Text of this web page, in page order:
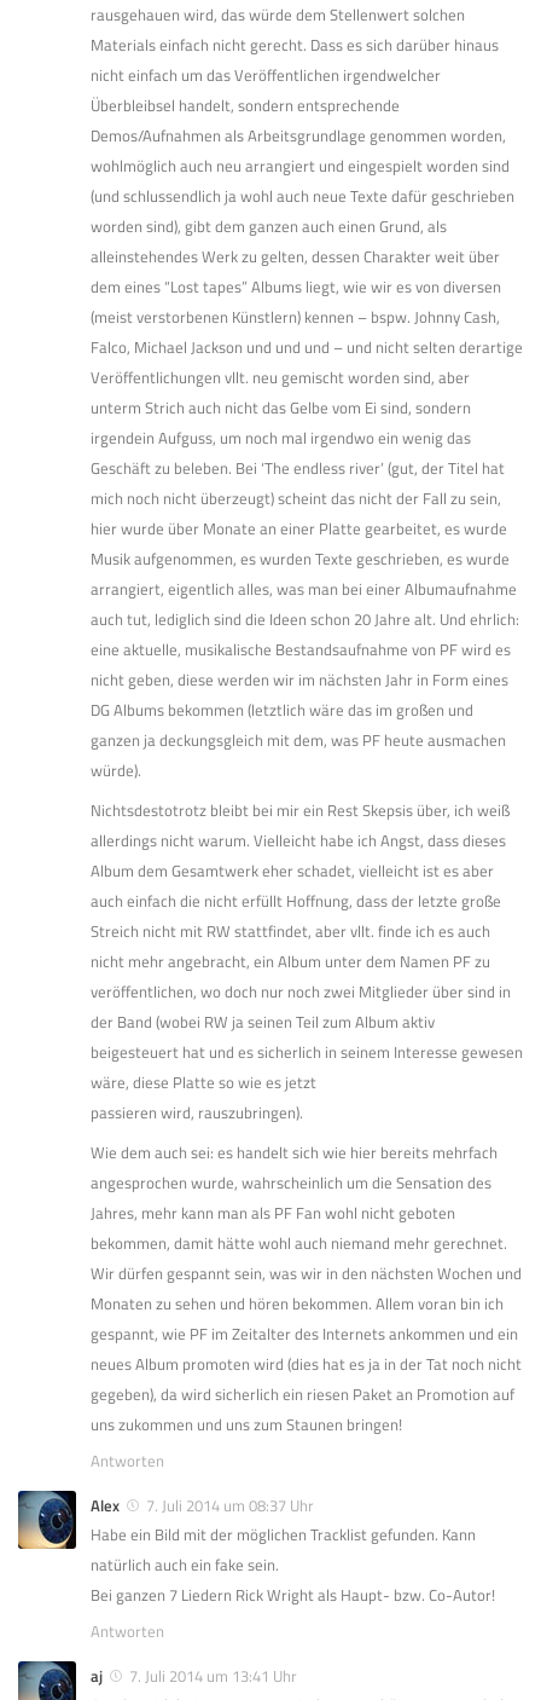
rausgehauen wird, das würde dem Stellenwert solchen
Materials einfach nicht gerecht. Dass es sich darüber hinaus
nicht einfach um das Veröffentlichen irgendwelcher
Überbleibsel handelt, sondern entsprechende
Demos/Aufnahmen als Arbeitsgrundlage genommen worden,
wohlmöglich auch neu arrangiert und eingespielt worden sind
(und schlussendlich ja wohl auch neue Texte dafür geschrieben
worden sind), gibt dem ganzen auch einen Grund, als
alleinstehendes Werk zu gelten, dessen Charakter weit über
dem eines “Lost tapes” Albums liegt, wie wir es von diversen
(meist verstorbenen Künstlern) kennen – bspw. Johnny Cash,
Falco, Michael Jackson und und und – und nicht selten derartige
Veröffentlichungen vllt. neu gemischt worden sind, aber
unterm Strich auch nicht das Gelbe vom Ei sind, sondern
irgendein Aufguss, um noch mal irgendwo ein wenig das
Geschäft zu beleben. Bei ‘The endless river’ (gut, der Titel hat
mich noch nicht überzeugt) scheint das nicht der Fall zu sein,
hier wurde über Monate an einer Platte gearbeitet, es wurde
Musik aufgenommen, es wurden Texte geschrieben, es wurde
arrangiert, eigentlich alles, was man bei einer Albumaufnahme
auch tut, lediglich sind die Ideen schon 20 Jahre alt. Und ehrlich:
eine aktuelle, musikalische Bestandsaufnahme von PF wird es
nicht geben, diese werden wir im nächsten Jahr in Form eines
DG Albums bekommen (letztlich wäre das im großen und
ganzen ja deckungsgleich mit dem, was PF heute ausmachen
würde).
Nichtsdestotrotz bleibt bei mir ein Rest Skepsis über, ich weiß
allerdings nicht warum. Vielleicht habe ich Angst, dass dieses
Album dem Gesamtwerk eher schadet, vielleicht ist es aber
auch einfach die nicht erfüllt Hoffnung, dass der letzte große
Streich nicht mit RW stattfindet, aber vllt. finde ich es auch
nicht mehr angebracht, ein Album unter dem Namen PF zu
veröffentlichen, wo doch nur noch zwei Mitglieder über sind in
der Band (wobei RW ja seinen Teil zum Album aktiv
beigesteuert hat und es sicherlich in seinem Interesse gewesen
wäre, diese Platte so wie es jetzt
passieren wird, rauszubringen).
Wie dem auch sei: es handelt sich wie hier bereits mehrfach
angesprochen wurde, wahrscheinlich um die Sensation des
Jahres, mehr kann man als PF Fan wohl nicht geboten
bekommen, damit hätte wohl auch niemand mehr gerechnet.
Wir dürfen gespannt sein, was wir in den nächsten Wochen und
Monaten zu sehen und hören bekommen. Allem voran bin ich
gespannt, wie PF im Zeitalter des Internets ankommen und ein
neues Album promoten wird (dies hat es ja in der Tat noch nicht
gegeben), da wird sicherlich ein riesen Paket an Promotion auf
uns zukommen und uns zum Staunen bringen!
Antworten
Alex
7. Juli 2014 um 08:37 Uhr
Habe ein Bild mit der möglichen Tracklist gefunden. Kann
natürlich auch ein fake sein.
Bei ganzen 7 Liedern Rick Wright als Haupt- bzw. Co-Autor!
Antworten
aj
7. Juli 2014 um 13:41 Uhr